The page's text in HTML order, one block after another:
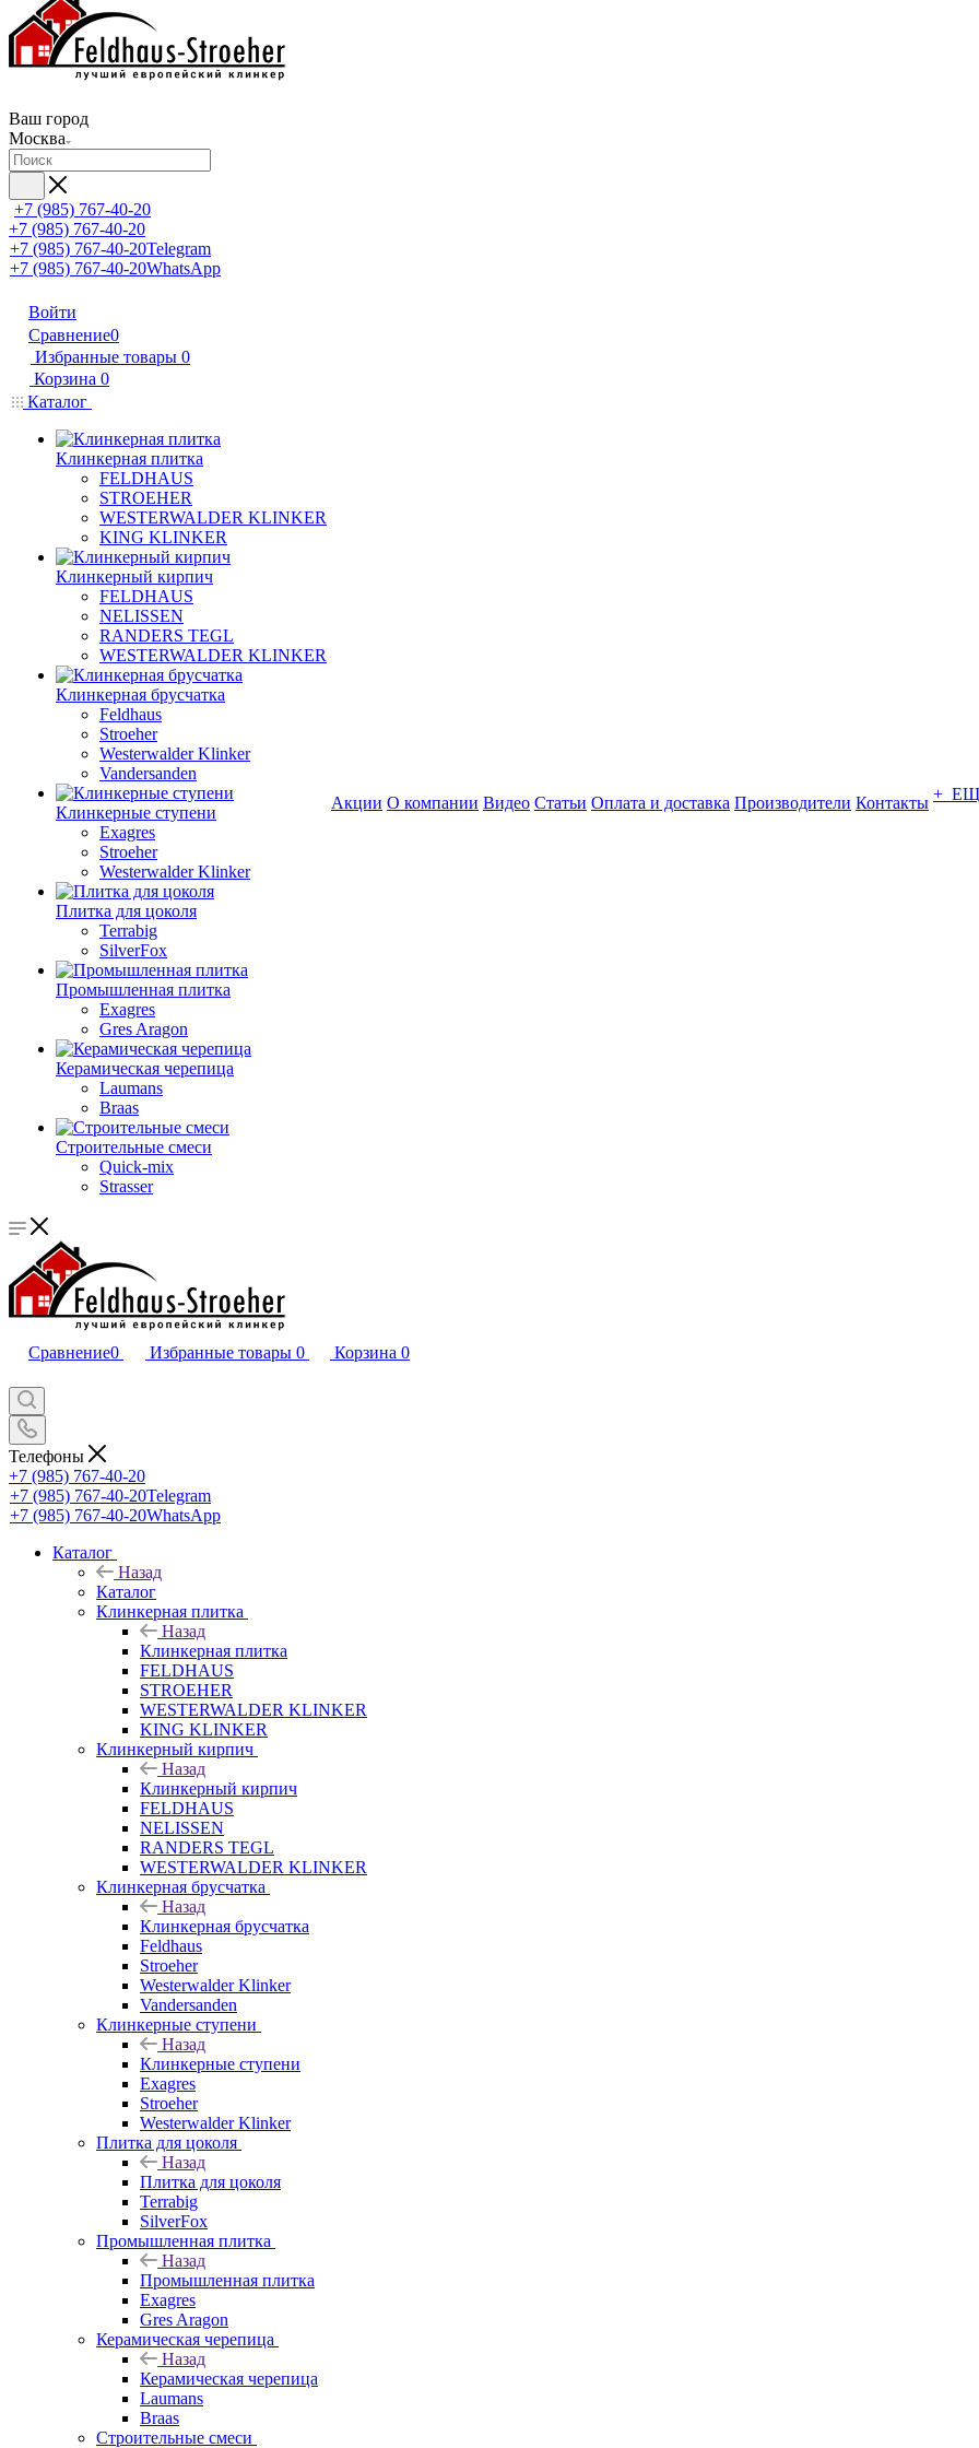
Ваш город
Москва
+7 (985) 767-40-20
+7 (985) 767-40-20
+7 (985) 767-40-20Telegram
+7 (985) 767-40-20WhatsApp
Войти
Сравнение0
Избранные товары 0
Корзина 0
Каталог
Клинкерная плитка
FELDHAUS
STROEHER
WESTERWALDER KLINKER
KING KLINKER
Клинкерный кирпич
FELDHAUS
NELISSEN
RANDERS TEGL
WESTERWALDER KLINKER
Клинкерная брусчатка
Feldhaus
Stroeher
Westerwalder Klinker
Vandersanden
Клинкерные ступени
Exagres
Stroeher
Westerwalder Klinker
Плитка для цоколя
Terrabig
SilverFox
Промышленная плитка
Exagres
Gres Aragon
Керамическая черепица
Laumans
Braas
Строительные смеси
Quick-mix
Strasser
Акции О компании Видео Статьи Оплата и доставка Производители Контакты +
Сравнение0 Избранные товары 0 Корзина 0
Телефоны
+7 (985) 767-40-20
+7 (985) 767-40-20Telegram
+7 (985) 767-40-20WhatsApp
Каталог
Назад
Каталог
Клинкерная плитка
Назад
Клинкерная плитка
FELDHAUS
STROEHER
WESTERWALDER KLINKER
KING KLINKER
Клинкерный кирпич
Назад
Клинкерный кирпич
FELDHAUS
NELISSEN
RANDERS TEGL
WESTERWALDER KLINKER
Клинкерная брусчатка
Назад
Клинкерная брусчатка
Feldhaus
Stroeher
Westerwalder Klinker
Vandersanden
Клинкерные ступени
Назад
Клинкерные ступени
Exagres
Stroeher
Westerwalder Klinker
Плитка для цоколя
Назад
Плитка для цоколя
Terrabig
SilverFox
Промышленная плитка
Назад
Промышленная плитка
Exagres
Gres Aragon
Керамическая черепица
Назад
Керамическая черепица
Laumans
Braas
Строительные смеси